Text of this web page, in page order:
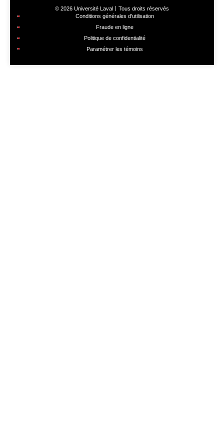
© 2026 Université Laval
Tous droits réservés
Conditions générales d'utilisation
Fraude en ligne
Politique de confidentialité
Paramétrer les témoins